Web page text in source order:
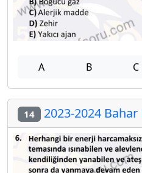
A B C
14 2023-2024 Bahar